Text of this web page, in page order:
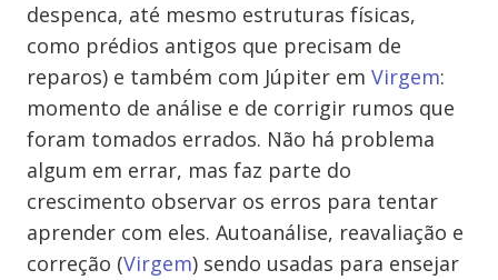
despenca, até mesmo estruturas físicas,
como prédios antigos que precisam de
reparos) e também com Júpiter em Virgem:
momento de análise e de corrigir rumos que
foram tomados errados. Não há problema
algum em errar, mas faz parte do
crescimento observar os erros para tentar
aprender com eles. Autoanálise, reavaliação e
correção (Virgem) sendo usadas para ensejar